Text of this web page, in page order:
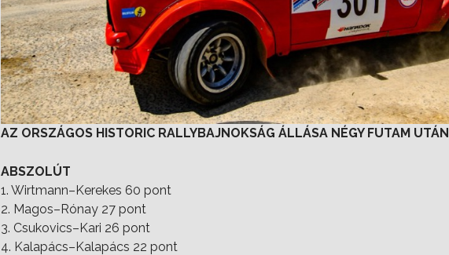
AZ ORSZÁGOS HISTORIC RALLYBAJNOKSÁG ÁLLÁSA NÉGY FUTAM UTÁN
ABSZOLÚT
1. Wirtmann–Kerekes 60 pont
2. Magos–Rónay 27 pont
3. Csukovics–Kari 26 pont
4. Kalapács–Kalapács 22 pont